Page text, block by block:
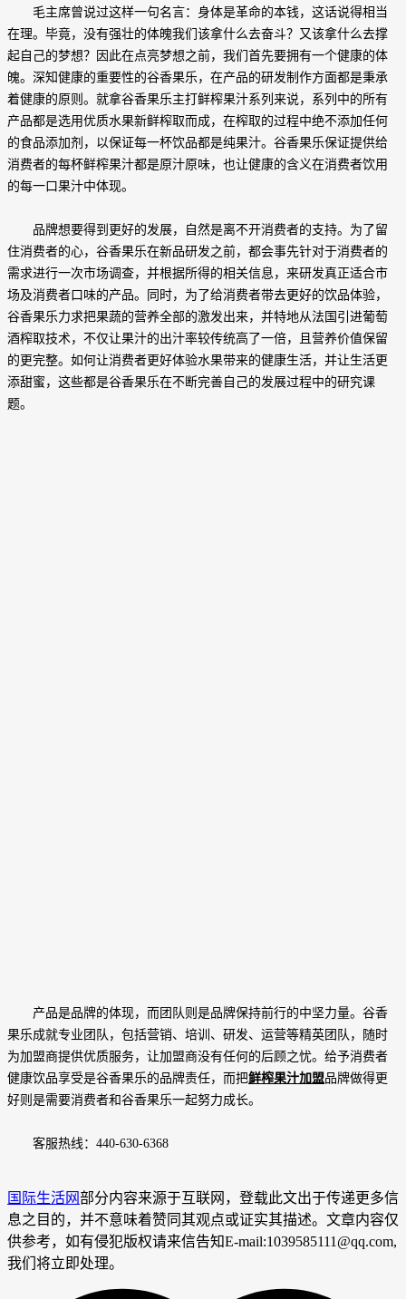
毛主席曾说过这样一句名言：身体是革命的本钱，这话说得相当
在理。毕竟，没有强壮的体魄我们该拿什么去奋斗？又该拿什么去撑
起自己的梦想？因此在点亮梦想之前，我们首先要拥有一个健康的体
魄。深知健康的重要性的谷香果乐，在产品的研发制作方面都是秉承
着健康的原则。就拿谷香果乐主打鲜榨果汁系列来说，系列中的所有
产品都是选用优质水果新鲜榨取而成，在榨取的过程中绝不添加任何
的食品添加剂，以保证每一杯饮品都是纯果汁。谷香果乐保证提供给
消费者的每杯鲜榨果汁都是原汁原味，也让健康的含义在消费者饮用
的每一口果汁中体现。
品牌想要得到更好的发展，自然是离不开消费者的支持。为了留
住消费者的心，谷香果乐在新品研发之前，都会事先针对于消费者的
需求进行一次市场调查，并根据所得的相关信息，来研发真正适合市
场及消费者口味的产品。同时，为了给消费者带去更好的饮品体验，
谷香果乐力求把果蔬的营养全部的激发出来，并特地从法国引进葡萄
酒榨取技术，不仅让果汁的出汁率较传统高了一倍，且营养价值保留
的更完整。如何让消费者更好体验水果带来的健康生活，并让生活更
添甜蜜，这些都是谷香果乐在不断完善自己的发展过程中的研究课
题。
产品是品牌的体现，而团队则是品牌保持前行的中坚力量。谷香
果乐成就专业团队，包括营销、培训、研发、运营等精英团队，随时
为加盟商提供优质服务，让加盟商没有任何的后顾之忧。给予消费者
健康饮品享受是谷香果乐的品牌责任，而把鲜榨果汁加盟品牌做得更
好则是需要消费者和谷香果乐一起努力成长。
客服热线：440-630-6368
国际生活网部分内容来源于互联网，登载此文出于传递更多信
息之目的，并不意味着赞同其观点或证实其描述。文章内容仅
供参考，如有侵犯版权请来信告知E-mail:1039585111@qq.com,
我们将立即处理。